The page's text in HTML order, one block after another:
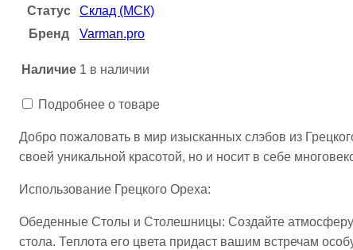
Статус
Склад (МСК)
Бренд
Varman.pro
Наличие 1 в наличии
Подробнее о товаре
Добро пожаловать в мир изысканных слэбов из
своей уникальной красотой, но и носит в себе
Использование Грецкого Ореха:
Обеденные Столы и Столешницы: Создайте атмосферу
стола. Теплота его цвета придаст вашим встречам